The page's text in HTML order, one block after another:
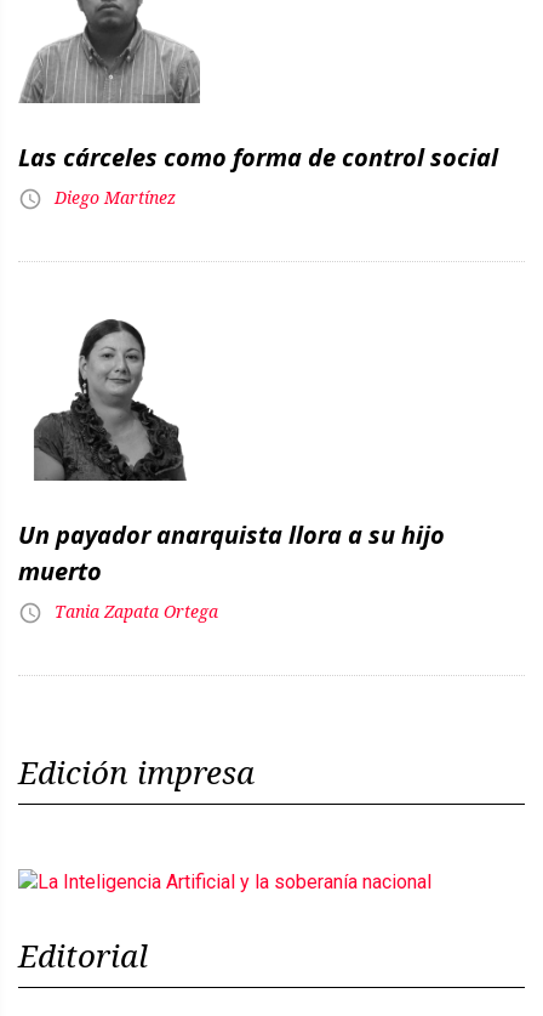
Las cárceles como forma de control social
Diego Martínez
Un payador anarquista llora a su hijo
muerto
Tania Zapata Ortega
Edición impresa
Editorial